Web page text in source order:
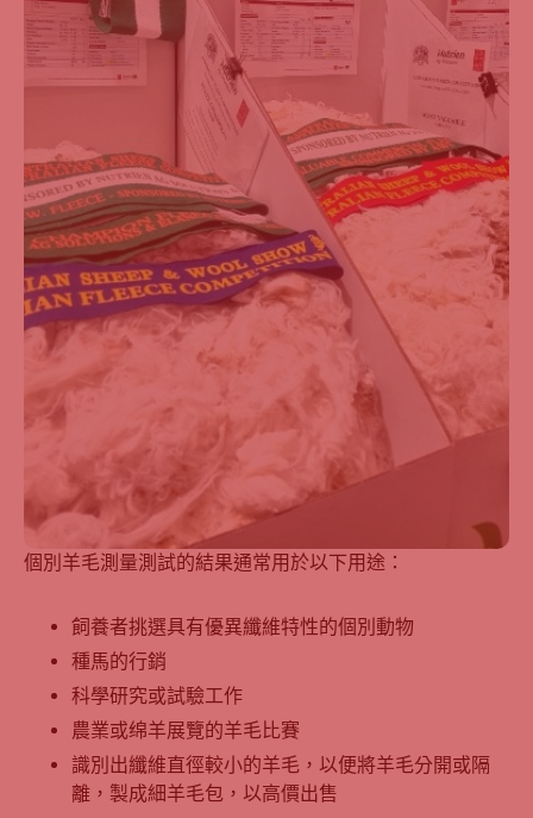
個別羊毛測量測試的結果通常用於以下用途：
飼養者挑選具有優異纖維特性的個別動物
種馬的行銷
科學研究或試驗工作
農業或绵羊展覽的羊毛比賽
識別出纖維直徑較小的羊毛，以便將羊毛分開或隔
離，製成細羊毛包，以高價出售